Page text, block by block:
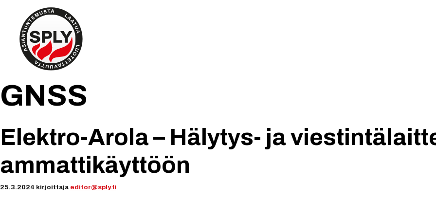
sisältöön
GNSS
Elektro-Arola – Hälytys- ja
ammattikäyttöön
25.3.2024 kirjoittaja editor@sply.fi